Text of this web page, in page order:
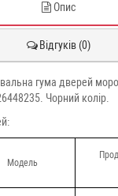
Опис
Відгуків (0)
гума дверей
Чорний колір.
Модель